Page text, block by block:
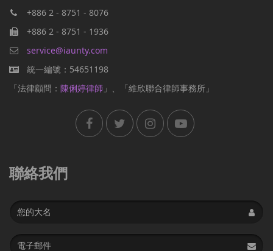
+886 2 - 8751 - 8076
+886 2 - 8751 - 1936
service@iaunty.com
統一編號：54651198
「法律顧問： 陳俐婷律師 」、「維欣聯合律師事務所」
聯絡我們
Name
Email